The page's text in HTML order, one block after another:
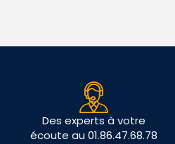
Des experts à votre
écoute au 01.86.47.68.78